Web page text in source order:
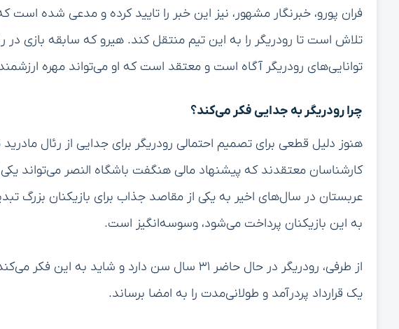
فران پورو، خبرنگار مشهور، نیز این خبر را تایید کرده و مدعی شده است
تلاش است تا رودریگر را به این تیم منتقل کند. هیرو که سابقه بازی در
توانایی‌های رودریگر آگاه است و معتقد است که او می‌تواند مهره
چرا رودریگر به جدایی فکر می‌کند؟
هنوز دلیل قطعی برای تصمیم احتمالی رودریگر برای جدایی از رئال
کارشناسان معتقدند که پیشنهاد مالی هنگفت باشگاه النصر می‌تواند
عربستان در سال‌های اخیر به یکی از مقاصد جذاب برای بازیکنان
به این بازیکنان پرداخت می‌شود، وسوسه‌انگیز است.
از طرفی، رودریگر در حال حاضر ۳۱ سال سن دارد و
یک قرارداد پردرآمد و طولانی‌مدت را به امضا برساند.